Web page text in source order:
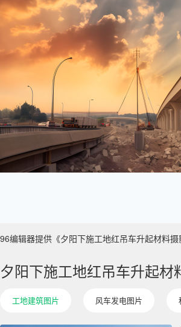
96编辑器提供《夕阳下施工地红吊车升起材料
夕阳下施工地红吊车升起材
工地建筑图片 风车发电图片